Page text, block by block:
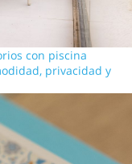
con piscina
privacidad y